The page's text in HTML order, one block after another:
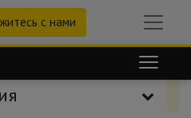
с нами